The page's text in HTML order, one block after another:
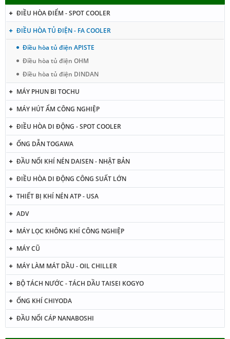
ĐIỀU HÒA ĐIỂM - SPOT COOLER
ĐIỀU HÒA TỦ ĐIỆN - FA COOLER
Điều hòa tủ điện APISTE
Điều hòa tủ điện OHM
Điều hòa tủ điện DINDAN
MÁY PHUN BI TOCHU
MÁY HÚT ẨM CÔNG NGHIỆP
ĐIỀU HÒA DI ĐỘNG - SPOT COOLER
ỐNG DẪN TOGAWA
ĐẦU NỐI KHÍ NÉN DAISEN - NHẬT BẢN
ĐIỀU HÒA DI ĐỘNG CÔNG SUẤT LỚN
THIẾT BỊ KHÍ NÉN ATP - USA
ADV
MÁY LỌC KHÔNG KHÍ CÔNG NGHIỆP
MÁY CŨ
MÁY LÀM MÁT DẦU - OIL CHILLER
BỘ TÁCH NƯỚC - TÁCH DẦU TAISEI KOGYO
ỐNG KHÍ CHIYODA
ĐẦU NỐI CÁP NANABOSHI